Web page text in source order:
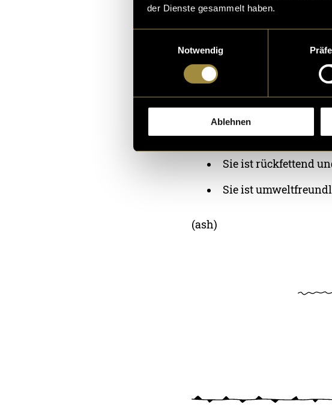
der Dienste gesammelt haben.
Notwendig
Ablehnen
in anderen Aspekten hat
Durch die eigene
selber bestimmen.
Sie ist viel
Sie ist rückfettend
Sie ist
(ash)